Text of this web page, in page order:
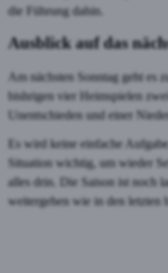
die Führung dahin.
Ausblick auf das
Am nächsten Sonntag geht es
bishrigen vier Heimspielen
Unentschieden und einer
Es wird keine einfache
Situation wichtig, um wieder
alles drin. Die Saison ist noch
weitergehen wie in den letzten